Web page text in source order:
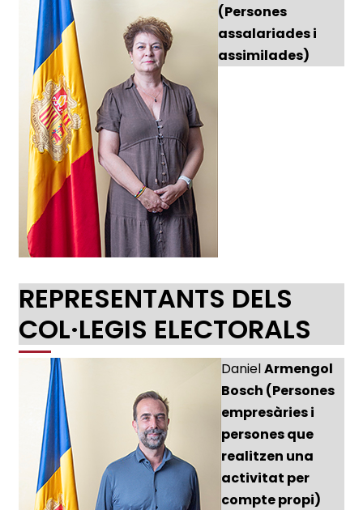
(Persones
assalariades i
assimilades)
REPRESENTANTS DELS
COL·LEGIS ELECTORALS
DanielArmengol
Bosch (Persones
empresàries i
persones que
realitzen una
activitat per
compte propi)